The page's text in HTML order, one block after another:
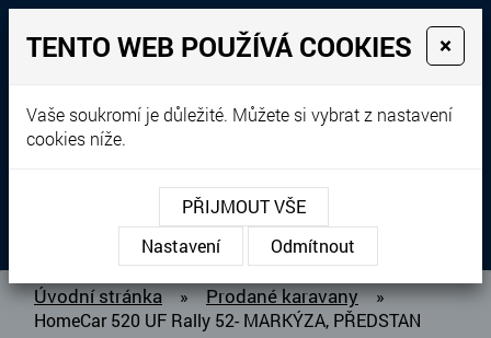
Prodej, dovoz, výkup a
pronájem karavanů
+420 604 760 364
MENU
O NÁS
BAZAR KARAVANŮ
Úvodní stránka » Prodané karavany
»
HomeCar 520 UF Rally 52- MARKÝZA, PŘEDSTAN
TENTO WEB POUŽÍVÁ COOKIES ×
Vaše soukromí je důležité. Můžete si vybrat z nastavení
cookies níže.
PŘIJMOUT VŠE
Nastavení
Odmítnout